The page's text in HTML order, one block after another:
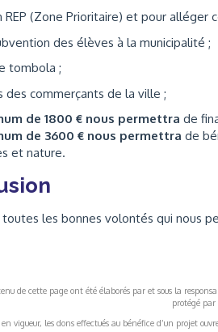
REP (Zone Prioritaire) et pour alléger
des élèves à la municipalité ;
tombola ;
des commerçants de la ville ;
de 1800 € nous permettra de
de 3600 € nous permettra de
et nature.
toutes les bonnes volontés qui nous
de cette page ont été élaborés par et sous la
protégé
vigueur, les dons effectués au bénéfice d’un projet